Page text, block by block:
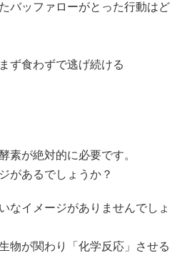
バッファローがとった行動はど
ず食わずで逃げ続ける
素が絶対的に必要です。
があるでしょうか？
なイメージがありませんでしょ
物が関わり「化学反応」させる